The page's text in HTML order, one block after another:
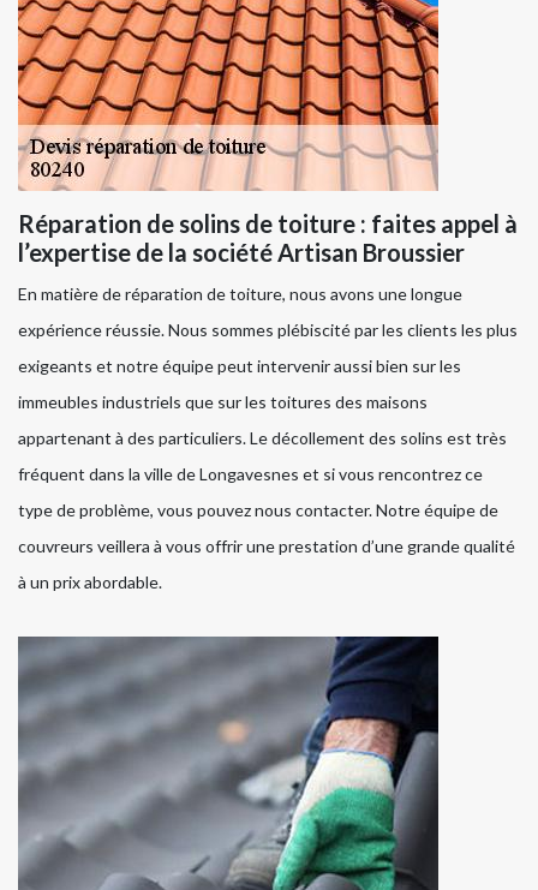
Réparation de solins de toiture : faites appel à
l’expertise de la société Artisan Broussier
En matière de réparation de toiture, nous avons une longue
expérience réussie. Nous sommes plébiscité par les clients les plus
exigeants et notre équipe peut intervenir aussi bien sur les
immeubles industriels que sur les toitures des maisons
appartenant à des particuliers. Le décollement des solins est très
fréquent dans la ville de Longavesnes et si vous rencontrez ce
type de problème, vous pouvez nous contacter. Notre équipe de
couvreurs veillera à vous offrir une prestation d’une grande qualité
à un prix abordable.